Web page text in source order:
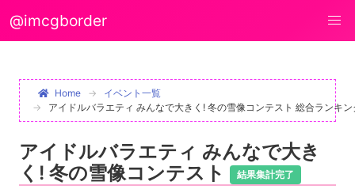
@imcgborder
Home
イベント一覧
アイドルバラエティ みんなで大きく! 冬の雪像コンテスト 総合ランキン
アイドルバラエティ みんなで大き
く! 冬の雪像コンテスト
結果集計完了